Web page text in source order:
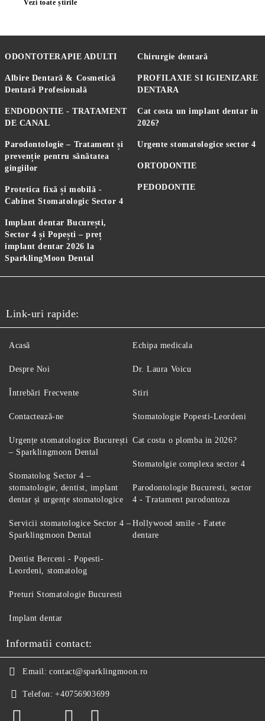
Vezi toate știrile
ODONTOTERAPIE ADULTI
Albire Dentară & Cosmetică
Dentară Profesională
ENDODONTIE - TRATAMENT
DE CANAL
Parodontologie – Tratament și
prevenție pentru sănătatea
gingiilor
Protetica fixă și mobilă -
Cabinet Stomatologic Sector 4
Implant dentar București,
Sector 4 și Popești – preț
implant dentar 2026 la
SparklingMoon Dental
Chirurgie dentară
PROFILAXIE SI IGIENIZARE
DENTARA
Cat costa un implant dentar in
2026?
Urgente stomatologice sector 4
ORTODONTIE
PEDODONTIE
Link-uri rapide:
Acasă
Despre Noi
Întrebări Frecvente
Contactează-ne
Echipa medicala
Dr. Laura Voicu
Stiri
Stomatologie Popesti-Leordeni
Urgențe stomatologice București
– Sparklingmoon Dental
Stomatolog Sector 4 –
stomatologie, dentist, implant
dentar și urgențe stomatologice
Servicii stomatologice Sector 4 –
Sparklingmoon Dental
Dentist Berceni - Popesti-
Leordeni, stomatolog
Cat costa o plomba in 2026?
Stomatolgie complexa sector 4
Parodontologie Bucuresti, sector
4 - Tratament parodontoza
Hollywood smile - Fatete
dentare
Preturi Stomatologie Bucuresti
Implant dentar
Informatii contact:
Email: contact@sparklingmoon.ro
Telefon: +40756903699